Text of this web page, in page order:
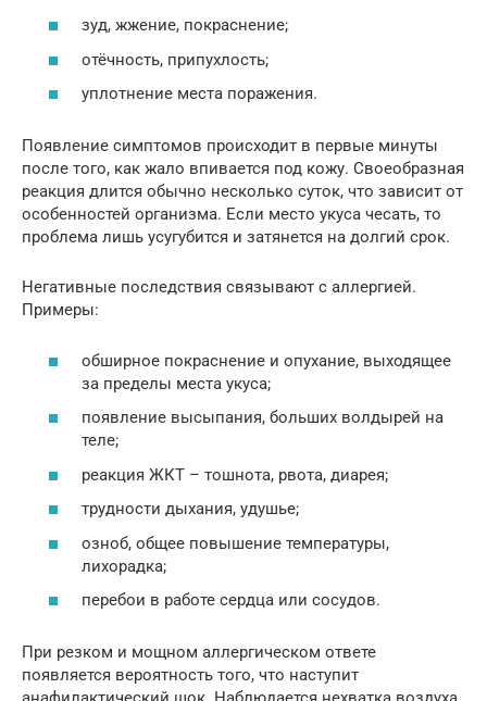
зуд, жжение, покраснение;
отёчность, припухлость;
уплотнение места поражения.
Появление симптомов происходит в первые минуты
после того, как жало впивается под кожу. Своеобразная
реакция длится обычно несколько суток, что зависит от
особенностей организма. Если место укуса чесать, то
проблема лишь усугубится и затянется на долгий срок.
Негативные последствия связывают с аллергией.
Примеры:
обширное покраснение и опухание, выходящее
за пределы места укуса;
появление высыпания, больших волдырей на
теле;
реакция ЖКТ – тошнота, рвота, диарея;
трудности дыхания, удушье;
озноб, общее повышение температуры,
лихорадка;
перебои в работе сердца или сосудов.
При резком и мощном аллергическом ответе
появляется вероятность того, что наступит